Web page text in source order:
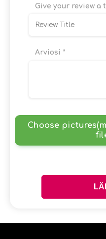
Give your review a
Arviosi *
Choose